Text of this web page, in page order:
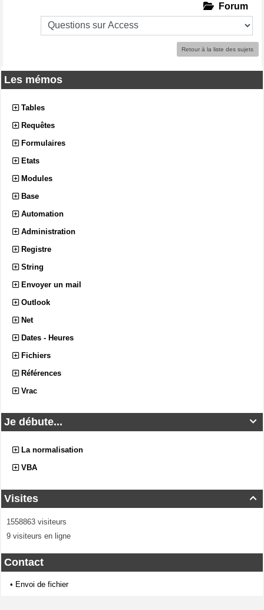
Les mémos
Tables
Requêtes
Formulaires
Etats
Modules
Base
Automation
Administration
Registre
String
Envoyer un mail
Outlook
Net
Dates - Heures
Fichiers
Références
Vrac

Je débute...
La normalisation
VBA

Visites
1558863 visiteurs
9 visiteurs en ligne
Contact
• Envoi de fichier
Forum
Retour à la liste des sujets